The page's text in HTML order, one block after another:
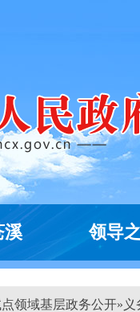
溪 领导
领域基层政务公开»